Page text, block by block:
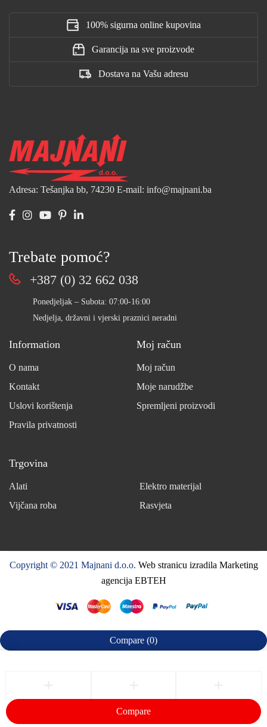
100% sigurna online kupovina
Garancija na sve proizvode
Dostava na Vašu adresu
Adresa: Tešanjka bb, 74230 E-mail: info@majnani.ba
Trebate pomoć?
+387 (0) 32 662 038
Ponedjeljak – Subota: 07:00-16:00
Nedjelja, državni i vjerski praznici neradni
Information
O nama
Kontakt
Uslovi korištenja
Pravila privatnosti
Moj račun
Moj račun
Moje narudžbe
Spremljeni proizvodi
Trgovina
Alati
Elektro materijal
Vijčana roba
Rasvjeta
Copyright © 2021 Majnani d.o.o. Web stranicu izradila Marketing
agencija EBTEH
Compare (0)
Compare